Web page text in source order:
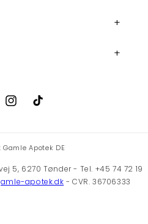
Instagram
TikTok
Gamle Apotek DE
5, 6270 Tønder - Tel. +45 74 72 19
apotek.dk - CVR. 36706333